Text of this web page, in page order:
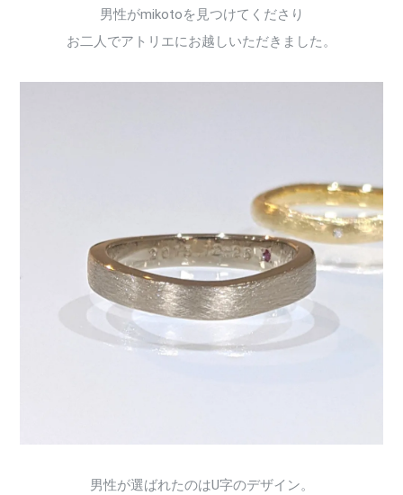
男性がmikotoを見つけてくださり
お二人でアトリエにお越しいただきました。
男性が選ばれたのはU字のデザイン。